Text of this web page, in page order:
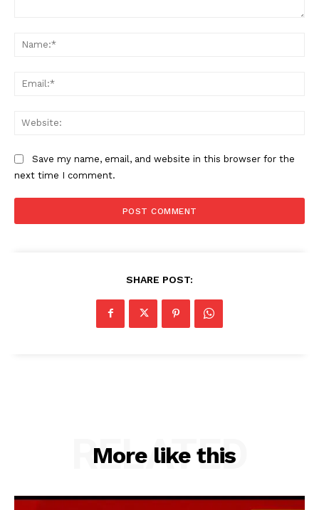
Save my name, email, and website in this browser for the
next time I comment.
SHARE POST:
More like this
RELATED